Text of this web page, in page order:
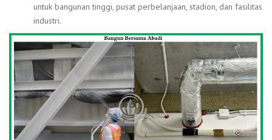
untuk bangunan tinggi, pusat perbelanjaan, stadion, dan fasilitas
industri.